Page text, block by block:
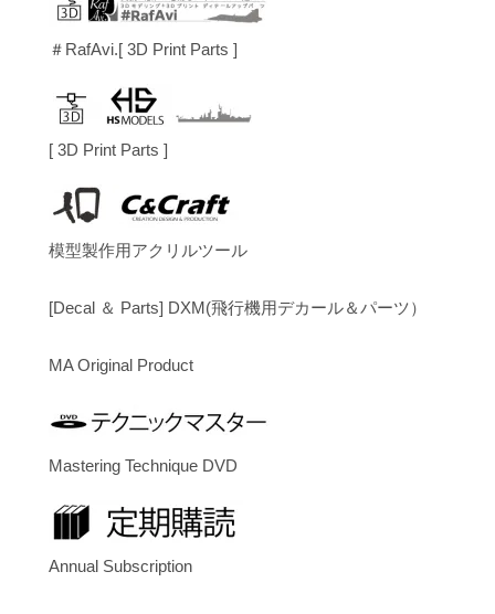
＃RafAvi.[ 3D Print Parts ]
[ 3D Print Parts ]
模型製作用アクリルツール
[Decal ＆ Parts] DXM(飛行機用デカール＆パーツ）
MA Original Product
Mastering Technique DVD
Annual Subscription